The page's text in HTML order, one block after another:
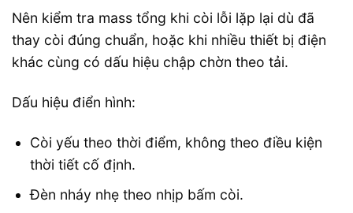
Nên kiểm tra mass tổng khi còi lỗi lặp lại dù đã
thay còi đúng chuẩn, hoặc khi nhiều thiết bị điện
khác cùng có dấu hiệu chập chờn theo tải.
Dấu hiệu điển hình:
Còi yếu theo thời điểm, không theo điều kiện
thời tiết cố định.
Đèn nháy nhẹ theo nhịp bấm còi.